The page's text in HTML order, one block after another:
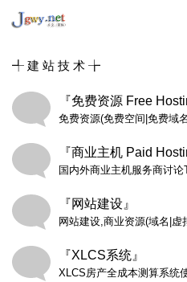
╃ 建 站 技 术 ╆
『免费资源 Free
『商业主机 Paid
『网站建设』
『XLCS系统』
XLCS房产全成本测算系统